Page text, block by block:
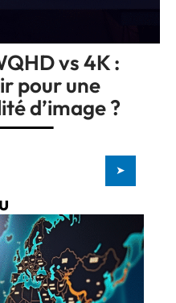
vs 4K :
pour une
d’image ?